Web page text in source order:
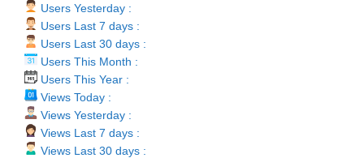
Users Yesterday :
Users Last 7 days :
Users Last 30 days :
Users This Month :
Users This Year :
Views Today :
Views Yesterday :
Views Last 7 days :
Views Last 30 days :